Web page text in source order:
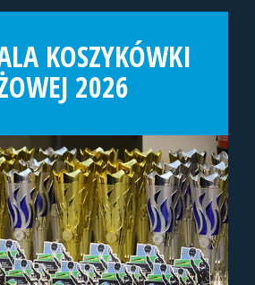
KOSZYKÓWKI
2026